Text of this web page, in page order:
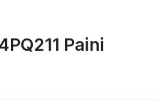
Paini